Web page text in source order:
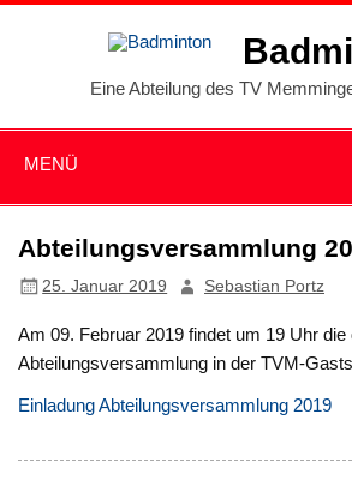
Zum
Eine Abteilung des TV
MENÜ
Abteilungsversammlung
25. Januar 2019 Sebastian Portz
Am 09. Februar 2019 findet um 19 Uhr die
Abteilungsversammlung in der TVM-
Einladung Abteilungsversammlung 2019